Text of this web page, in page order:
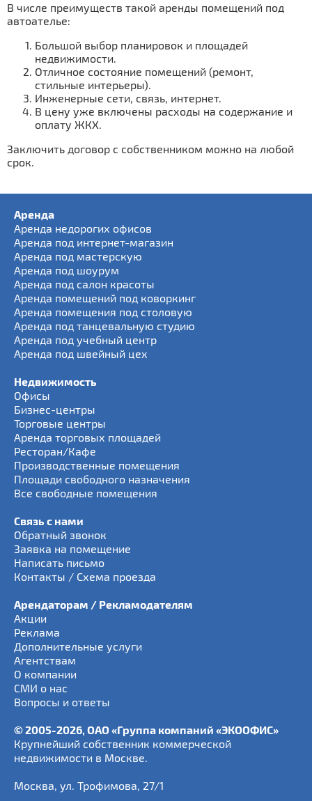
В числе преимуществ такой аренды помещений под
автоателье:
Большой выбор планировок и площадей
недвижимости.
Отличное состояние помещений (ремонт,
стильные интерьеры).
Инженерные сети, связь, интернет.
В цену уже включены расходы на содержание и
оплату ЖКХ.
Заключить договор с собственником можно на любой
срок.
Аренда
Аренда недорогих офисов
Аренда под интернет-магазин
Аренда под мастерскую
Аренда под шоурум
Аренда под салон красоты
Аренда помещений под коворкинг
Аренда помещения под столовую
Аренда под танцевальную студию
Аренда под учебный центр
Аренда под швейный цех
Недвижимость
Офисы
Бизнес-центры
Торговые центры
Аренда торговых площадей
Ресторан/Кафе
Производственные помещения
Площади свободного назначения
Все свободные помещения
Связь с нами
Обратный звонок
Заявка на помещение
Написать письмо
Контакты / Схема проезда
Арендаторам / Рекламодателям
Акции
Реклама
Дополнительные услуги
Агентствам
О компании
СМИ о нас
Вопросы и ответы
© 2005-2026, ОАО «Группа компаний «ЭКООФИС»
Крупнейший собственник коммерческой
недвижимости в Москве.
Москва, ул. Трофимова, 27/1